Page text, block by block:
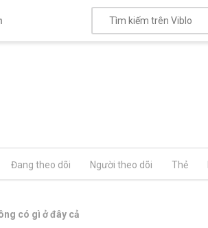
Đang theo dõi Người theo dõi Thẻ
có gì ở đây cả